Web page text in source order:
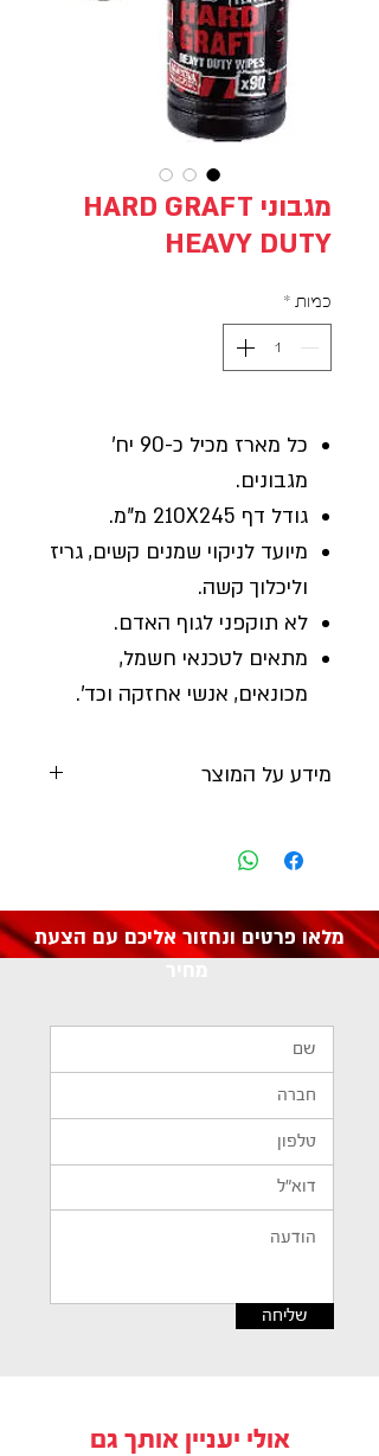
מגבוני HARD GRAFT
HEAVY DUTY
כמות *
כל מארז מכיל כ-90 יח'
מגבונים.
גודל דף 210X245 מ"מ.
מיועד לניקוי שמנים קשים, גריז
וליכלוך קשה.
לא תוקפני לגוף האדם.
מתאים לטכנאי חשמל,
מכונאים, אנשי אחזקה וכד'.
מידע על המוצר
מלאו פרטים ונחזור אליכם עם הצעת
שליחה
אולי יעניין אותך גם